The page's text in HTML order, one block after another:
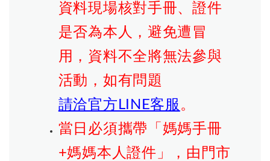
資料現場核對手冊、證件
是否為本人，避免遭冒
用，資料不全將無法參與
活動，如有問題
請洽官方LINE客服 。
當日必須攜帶「媽媽手冊
+媽媽本人證件」，由門市